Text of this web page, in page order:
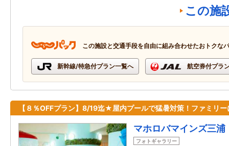
この施
この施設と交通手段を自由に組み合わせたおトクな
新幹線/特急付プラン一覧へ 航空券付プラ
【８％OFFプラン】8/19迄★屋内プールで猛暑対策！ファミリー
マホロバマインズ三浦
フォトギャラリー